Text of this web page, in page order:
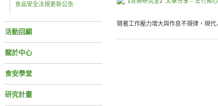
食品安全法規更新公告
活動回顧
關於中心
食安學堂
研究計畫
隨著工作壓力增大與作息不規律，現